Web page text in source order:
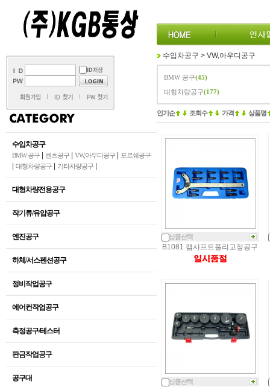
수입차공구
BMW 공구 벤츠공구 VW,아우디공구 포르쉐공구
대형차량공구 기타차량공구
대형차량전용공구
작기류/유압공구
엔진공구
하체/서스펜션공구
정비작업공구
에어컨작업공구
측정공구/테스터
판금작업공구
공구대
수입차공구 > VW,아우디공구
BMW 공구(45)
대형차량공구(177)
인기순 조회수 가격 상품명
상품선택
B1081 캠샤프트풀리고정공구
상품선택